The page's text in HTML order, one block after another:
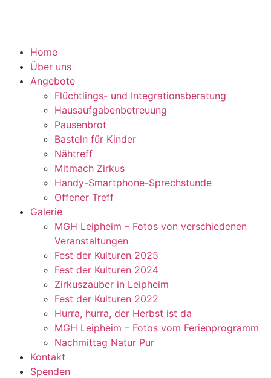
Home
Über uns
Angebote
Flüchtlings- und Integrationsberatung
Hausaufgabenbetreuung
Pausenbrot
Basteln für Kinder
Nähtreff
Mitmach Zirkus
Handy-Smartphone-Sprechstunde
Offener Treff
Galerie
MGH Leipheim – Fotos von verschiedenen
Veranstaltungen
Fest der Kulturen 2025
Fest der Kulturen 2024
Zirkuszauber in Leipheim
Fest der Kulturen 2022
Hurra, hurra, der Herbst ist da
MGH Leipheim – Fotos vom Ferienprogramm
Nachmittag Natur Pur
Kontakt
Spenden